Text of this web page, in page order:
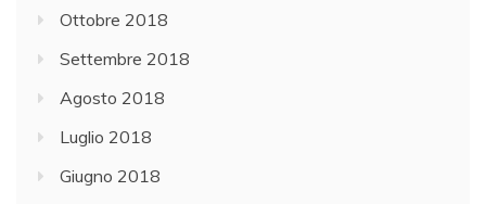
Ottobre 2018
Settembre 2018
Agosto 2018
Luglio 2018
Giugno 2018